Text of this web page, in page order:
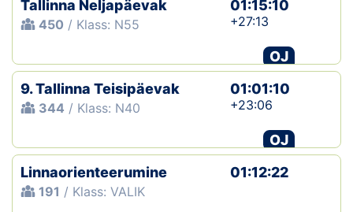
Tallinna Neljapäevak
450 / Klass: N55
01:15:10
+27:13
OJ
9. Tallinna Teisipäevak
344 / Klass: N40
01:01:10
+23:06
OJ
Linnaorienteerumine
191 / Klass: VALIK
01:12:22